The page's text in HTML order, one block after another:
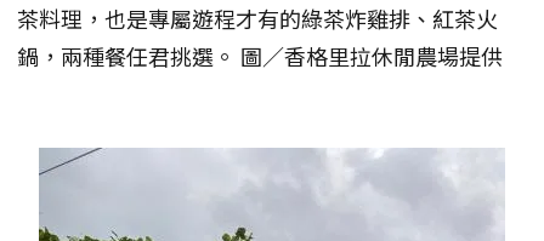
茶料理，也是專屬遊程才有的綠茶炸雞排、紅茶火
鍋，兩種餐任君挑選。 圖／香格里拉休閒農場提供